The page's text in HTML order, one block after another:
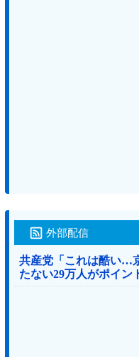
外部配信
共産党「これは酷い…
たない29万人がポイン